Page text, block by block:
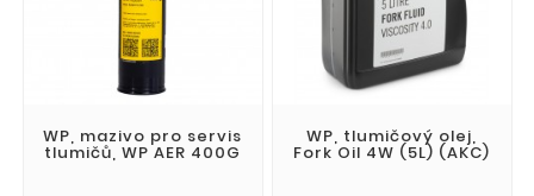
WP, mazivo pro servis
tlumičů, WP AER 400G
WP, tlumičový olej,
Fork Oil 4W (5L) (AKC)